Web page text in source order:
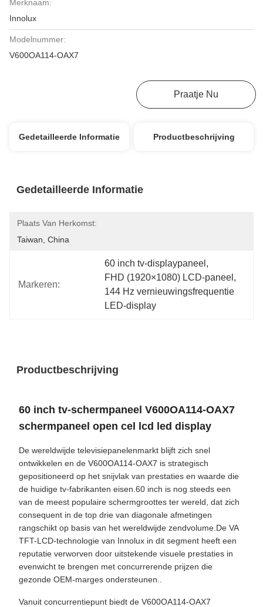
Merknaam:
Innolux
Modelnummer:
V600OA114-OAX7
Praatje Nu
Gedetailleerde Informatie Productbeschrijving
Gedetailleerde Informatie
Plaats Van Herkomst:
Taiwan, China
Markeren:
60 inch tv-displaypaneel ,
FHD (1920×1080) LCD-paneel ,
144 Hz vernieuwingsfrequentie
LED-display
Productbeschrijving
60 inch tv-schermpaneel V600OA114-OAX7
schermpaneel open cel lcd led display
De wereldwijde televisiepanelenmarkt blijft zich snel
ontwikkelen en de V600OA114-OAX7 is strategisch
gepositioneerd op het snijvlak van prestaties en waarde die
de huidige tv-fabrikanten eisen.60 inch is nog steeds een
van de meest populaire schermgroottes ter wereld, dat zich
consequent in de top drie van diagonale afmetingen
rangschikt op basis van het wereldwijde zendvolume.De VA
TFT-LCD-technologie van Innolux in dit segment heeft een
reputatie verworven door uitstekende visuele prestaties in
evenwicht te brengen met concurrerende prijzen die
gezonde OEM-marges ondersteunen..
Vanuit concurrentiepunt biedt de V600OA114-OAX7